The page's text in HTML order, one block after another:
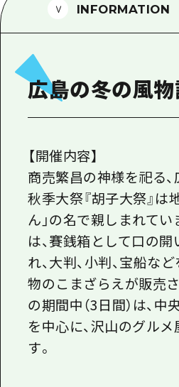
2泊3日
広島県を訪れ
ボランティア
ガイドブック
よくあるご質問
メディア掲載
フォトダウン
関連リンク
INFORMATION
広島の冬の風
【開催内容】
商売繁昌の神様を祀る、
秋季大祭『胡子大祭』は
ん」の名で親しまれて
は、賽銭箱として口の
れ、大判、小判、宝船な
物のこまざらえが販売
の期間中（3日間）は、
を中心に、沢山のグル
す。